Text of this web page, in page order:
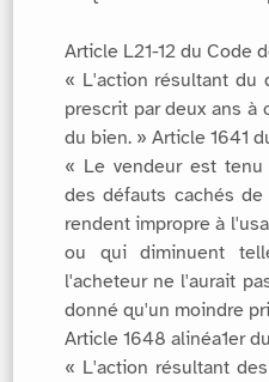
Article L21-12 du Code
« L'action résultant du
prescrit par deux ans à
du bien. » Article 1641
« Le vendeur est
des défauts cachés
rendent impropre à
ou qui diminuent
l'acheteur ne l'aurait
donné qu'un moindre
Article 1648 alinéa1er
« L'action résultant